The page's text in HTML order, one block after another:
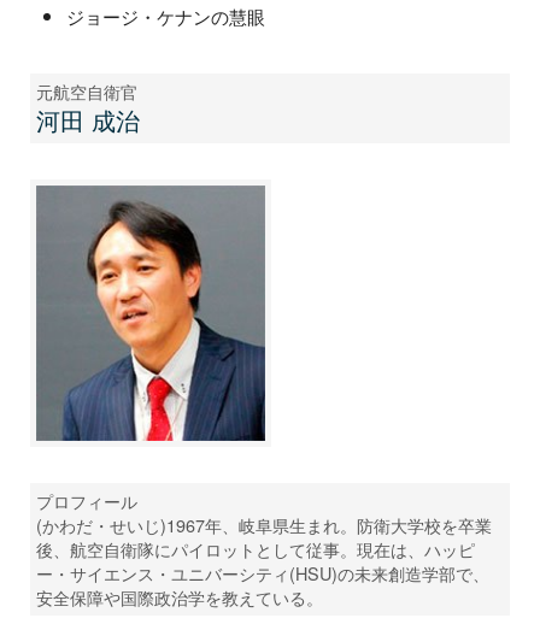
ジョージ・ケナンの慧眼
元航空自衛官
河田 成治
プロフィール
(かわだ・せいじ)1967年、岐阜県生まれ。防衛大学校を卒業
後、航空自衛隊にパイロットとして従事。現在は、ハッピ
ー・サイエンス・ユニバーシティ(HSU)の未来創造学部で、
安全保障や国際政治学を教えている。